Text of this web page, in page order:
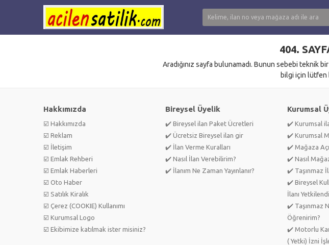
404.
Aradığınız sayfa bulunamadı. Bunun sebebi teknik
bilgi için lütfen
Hakkımızda
☑️ Hakkımızda
☑️ Reklam
☑️ İletişim
☑️ Emlak Rehberi
☑️ Emlak Haberleri
☑️ Oto Haber
☑️ Satılık Kiralık
☑️ Çerez (COOKIE) Kullanımı
☑️ Kurumsal Logo
☑️ Ekibimize katılmak ister misiniz?
Bireysel Üyelik
✔️ Bireysel ilan Paket Ücretleri
✔️ Ücretsiz Bireysel ilan gir
✔️ İlan Verme Kuralları
✔️ Nasıl İlan Verebilirim?
✔️ İlanım Ne Zaman Yayınlanır?
Kurumsal
✔️ Kurumsal
✔️ Kurumsal
✔️ Mağaza
✔️ Nasıl
✔️ Taşınmaz
✔️ Bireysel
İlanı
✔️ Taşınmaz
Öğrenirim?
✔️ Motorlu
( Yetki) İzni